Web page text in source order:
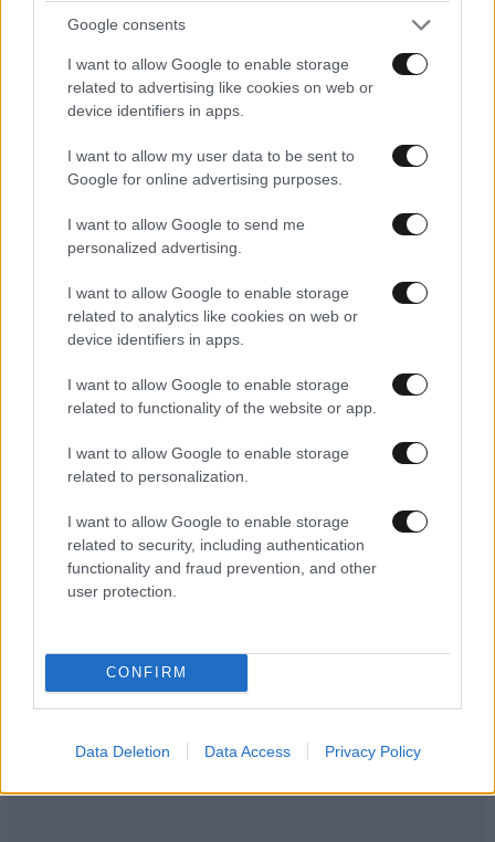
Google consents
I want to allow Google to enable storage
related to advertising like cookies on web or
device identifiers in apps.
I want to allow my user data to be sent to
Google for online advertising purposes.
I want to allow Google to send me
personalized advertising.
I want to allow Google to enable storage
related to analytics like cookies on web or
device identifiers in apps.
I want to allow Google to enable storage
related to functionality of the website or app.
I want to allow Google to enable storage
related to personalization.
I want to allow Google to enable storage
related to security, including authentication
functionality and fraud prevention, and other
user protection.
CONFIRM
Data Deletion Data Access Privacy Policy
«Κάηκε το σπίτι μας στην Ελλάδα λίγο πριν
μετακομίσουμε»: Απαρηγόρητη η οικογένεια
από τη Βρετανία που είδε το όνειρο ζωής να
γίνεται στάχτη